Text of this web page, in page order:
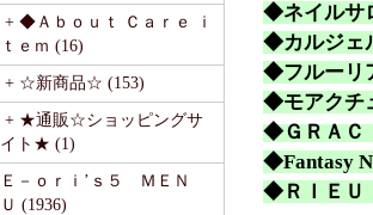
+ ◆Ａｂｏｕｔ Ｃａｒｅ ｉ
ｔｅｍ (16)
+ ☆新商品☆ (153)
+ ★通販☆ショッピングサ
イト★ (1)
Ｅ－ｏｒｉ’ｓ５ ＭＥＮ
Ｕ (1936)
◆ネイルサ
◆カルジェ
◆フルーリ
◆モアクチ
◆ＧＲＡＣ
◆Fantasy
◆ＲＩＥＵ